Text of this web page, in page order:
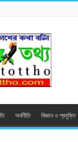
অর্থনীতি বিজ্ঞান ও প্রযুক্তি